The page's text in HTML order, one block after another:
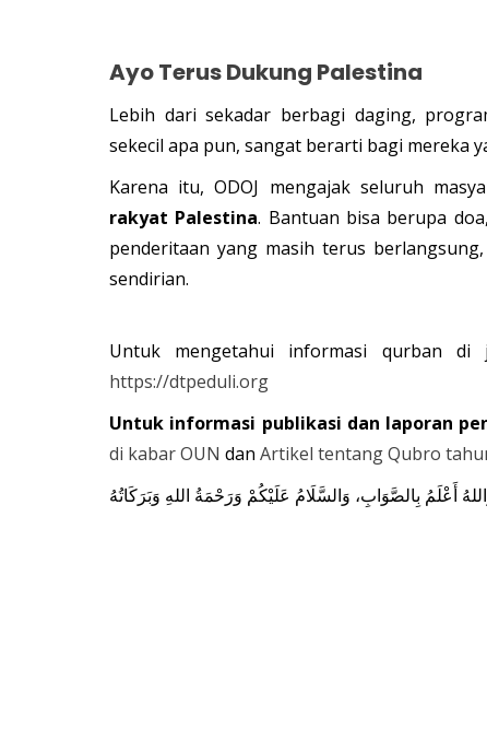
Ayo Terus Dukung Palestina
Lebih dari sekadar berbagi daging,
sekecil apa pun, sangat berarti bagi mereka
Karena itu, ODOJ mengajak seluruh
rakyat Palestina. Bantuan bisa berupa
penderitaan yang masih terus
sendirian.
Untuk mengetahui informasi qurban
https://dtpeduli.org
Untuk informasi publikasi dan laporan
di kabar OUN dan Artikel tentang Qubro
أَعْلَمُ بِالصَّوَابِ، وَالسَّلَامُ عَلَيْكُمْ وَرَحْمَةُ اللهِ وَبَرَكَاتُهُ